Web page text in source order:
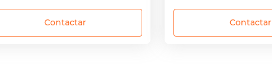
Contactar Contactar